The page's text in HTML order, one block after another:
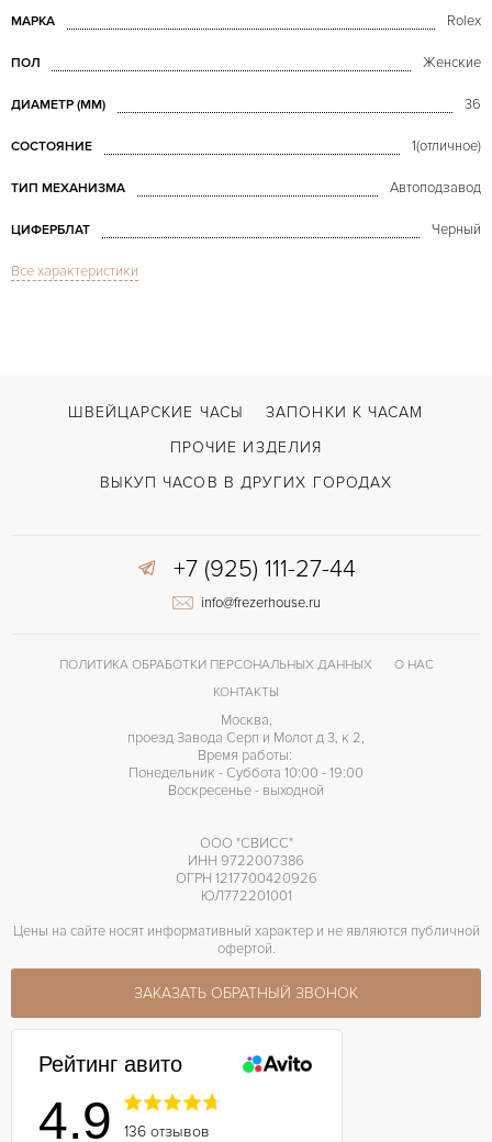
МАРКА Rolex
ПОЛ Женские
ДИАМЕТР (MM) 36
СОСТОЯНИЕ 1(отличное)
ТИП МЕХАНИЗМА Автоподзавод
ЦИФЕРБЛАТ Черный
СТЕКЛО
ВОЗМОЖНОСТИ ДОСТАВКИ С документами, С футляром
Двойной сложности застежка
Отделка драгоценными камнями
Все характеристики
ШВЕЙЦАРСКИЕ ЧАСЫ
ЗАПОНКИ К ЧАСАМ
ПРОЧИЕ ИЗДЕЛИЯ
ВЫКУП ЧАСОВ В ДРУГИХ ГОРОДАХ
+7 (925) 111-27-44
info@frezerhouse.ru
ПОЛИТИКА ОБРАБОТКИ ПЕРСОНАЛЬНЫХ ДАННЫХ
О НАС
КОНТАКТЫ
Москва,
проезд Завода Серп и Молот д 3, к 2,
Время работы:
Понедельник - Суббота 10:00 - 19:00
Воскресенье - выходной
ООО "СВИСС"
ИНН 9722007386
ОГРН 1217700420926
ЮЛ772201001
Цены на сайте носят информативный характер и не являются публичной
офертой.
ЗАКАЗАТЬ ОБРАТНЫЙ ЗВОНОК
Рейтинг авито
4.9 136 отзывов